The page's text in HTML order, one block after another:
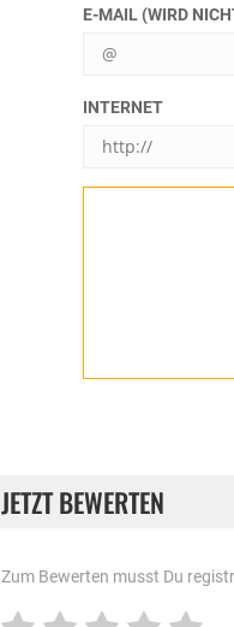
E-MAIL (WIRD
INTERNET
JETZT BEWERTEN
Zum Bewerten musst Du